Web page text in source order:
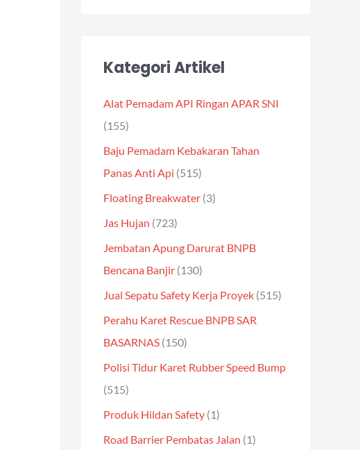
Kategori Artikel
Alat Pemadam API Ringan APAR SNI
(155)
Baju Pemadam Kebakaran Tahan
Panas Anti Api (515)
Floating Breakwater (3)
Jas Hujan (723)
Jembatan Apung Darurat BNPB
Bencana Banjir (130)
Jual Sepatu Safety Kerja Proyek (515)
Perahu Karet Rescue BNPB SAR
BASARNAS (150)
Polisi Tidur Karet Rubber Speed Bump
(515)
Produk Hildan Safety (1)
Road Barrier Pembatas Jalan (1)